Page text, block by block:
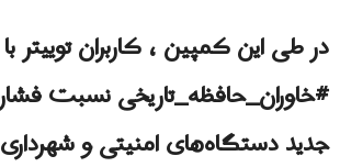
در طی این کمپین ، کاربران توییتر
#خاوران_حافظه_تاریخی نسبت
جدید دستگاه‌های امنیتی و شهرداری